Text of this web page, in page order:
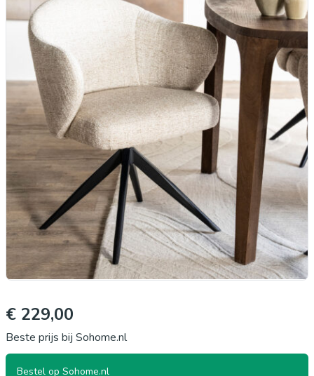
€ 229,00
Beste prijs bij Sohome.nl
Bestel op Sohome.nl